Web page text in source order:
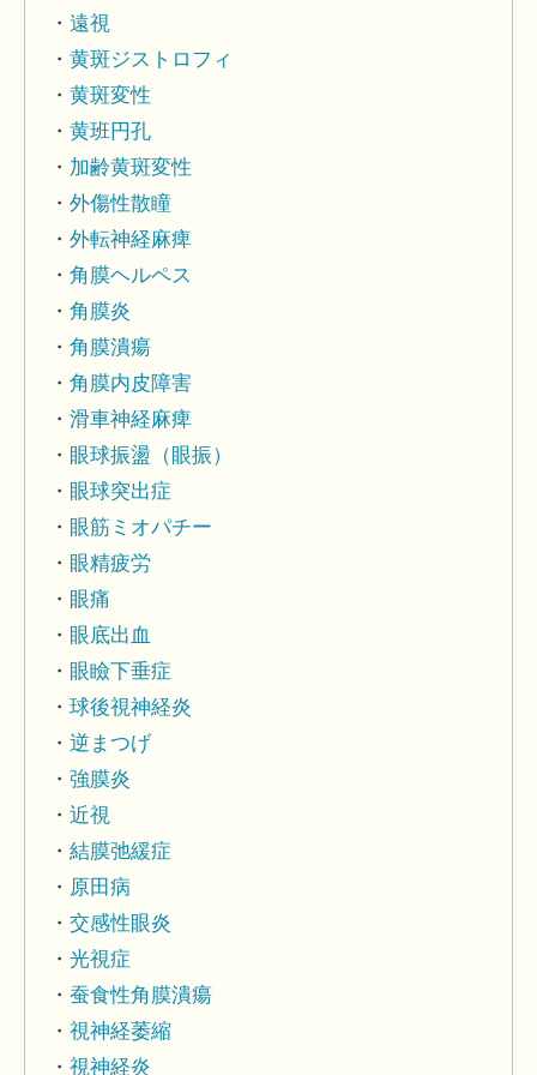
遠視
黄斑ジストロフィ
黄斑変性
黄班円孔
加齢黄斑変性
外傷性散瞳
外転神経麻痺
角膜ヘルペス
角膜炎
角膜潰瘍
角膜内皮障害
滑車神経麻痺
眼球振盪（眼振）
眼球突出症
眼筋ミオパチー
眼精疲労
眼痛
眼底出血
眼瞼下垂症
球後視神経炎
逆まつげ
強膜炎
近視
結膜弛緩症
原田病
交感性眼炎
光視症
蚕食性角膜潰瘍
視神経萎縮
視神経炎